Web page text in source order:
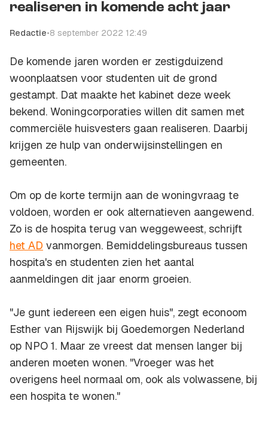
realiseren in komende acht jaar
Redactie•8 september 2022 12:49
De komende jaren worden er zestigduizend
woonplaatsen voor studenten uit de grond
gestampt. Dat maakte het kabinet deze week
bekend. Woningcorporaties willen dit samen met
commerciële huisvesters gaan realiseren. Daarbij
krijgen ze hulp van onderwijsinstellingen en
gemeenten.
Om op de korte termijn aan de woningvraag te
voldoen, worden er ook alternatieven aangewend.
Zo is de hospita terug van weggeweest, schrijft
het AD vanmorgen. Bemiddelingsbureaus tussen
hospita's en studenten zien het aantal
aanmeldingen dit jaar enorm groeien.
"Je gunt iedereen een eigen huis", zegt econoom
Esther van Rijswijk bij Goedemorgen Nederland
op NPO 1. Maar ze vreest dat mensen langer bij
anderen moeten wonen. "Vroeger was het
overigens heel normaal om, ook als volwassene, bij
een hospita te wonen."